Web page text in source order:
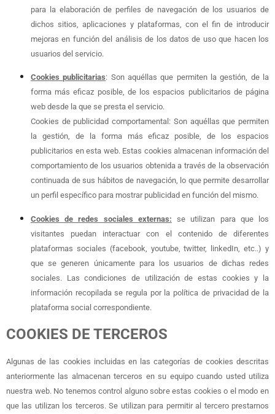
para la elaboración de perfiles de navegación de los usuarios de
dichos sitios, aplicaciones y plataformas, con el fin de introducir
mejoras en función del análisis de los datos de uso que hacen los
usuarios del servicio.
Cookies publicitarias: Son aquéllas que permiten la gestión, de la
forma más eficaz posible, de los espacios publicitarios de página
web desde la que se presta el servicio.
Cookies de publicidad comportamental: Son aquéllas que permiten
la gestión, de la forma más eficaz posible, de los espacios
publicitarios en esta web. Estas cookies almacenan información del
comportamiento de los usuarios obtenida a través de la observación
continuada de sus hábitos de navegación, lo que permite desarrollar
un perfil específico para mostrar publicidad en función del mismo.
Cookies de redes sociales externas: se utilizan para que los
visitantes puedan interactuar con el contenido de diferentes
plataformas sociales (facebook, youtube, twitter, linkedIn, etc..) y
que se generen únicamente para los usuarios de dichas redes
sociales. Las condiciones de utilización de estas cookies y la
información recopilada se regula por la política de privacidad de la
plataforma social correspondiente.
COOKIES DE TERCEROS
Algunas de las cookies incluidas en las categorías de cookies descritas
anteriormente las almacenan terceros en su equipo cuando usted utiliza
nuestra web. No tenemos control alguno sobre estas cookies o el modo en
que las utilizan los terceros. Se utilizan para permitir al tercero prestarnos